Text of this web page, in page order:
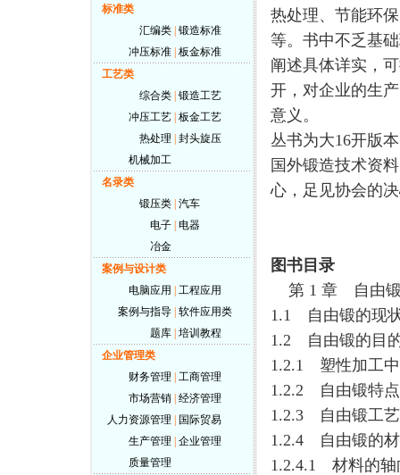
标准类
汇编类 锻造标准
冲压标准 板金标准
工艺类
综合类 锻造工艺
冲压工艺 板金工艺
热处理
封头旋压
机械加工
名录类
锻压类 汽车
电子 电器
冶金
案例与设计类
电脑应用
工程应用
案例与指导 软件应用类
题库 培训教程
企业管理类
财务管理
工商管理
市场营销 经济管理
人力资源管理
国际贸易
生产管理
企业管理
质量管理
热处理、节能环
等。书中不乏基
阐述具体详实，
开，对企业的生
意义。
丛书为大16开版
国外锻造技术资
心，足见协会的
图书目录
第 1 章 自由锻
1.1 自由锻的现
1.2 自由锻的目
1.2.1 塑性加工
1.2.2 自由锻特
1.2.3 自由锻工
1.2.4 自由锻的
1.2.4.1 材料的轴